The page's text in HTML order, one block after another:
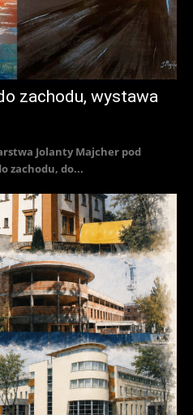
zachodu, wystawa
Jolanty Majcher pod
zachodu, do...